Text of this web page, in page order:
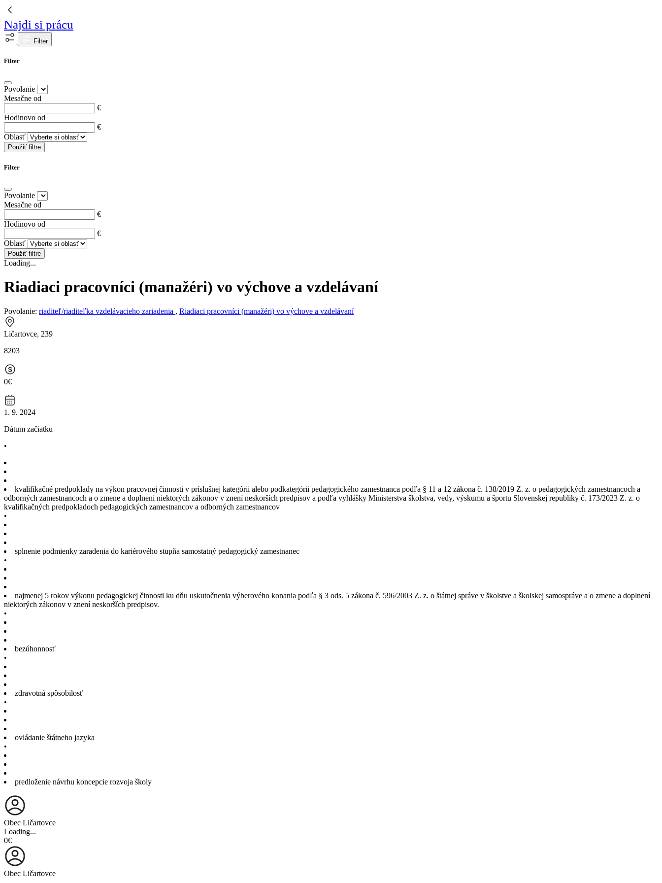
Najdi si prácu
Filter
Filter
Povolanie
Mesačne od
€
Hodinovo od
€
Oblasť
Použiť filtre
Filter
Povolanie
Mesačne od
€
Hodinovo od
€
Oblasť
Použiť filtre
Loading...
Riadiaci pracovníci (manažéri) vo výchove a vzdelávaní
Povolanie: riaditeľ/riaditeľka vzdelávacieho zariadenia , Riadiaci pracovníci (manažéri) vo výchove a vzdelávaní
Ličartovce, 239
8203
0€
1. 9. 2024
Dátum začiatku
•
kvalifikačné predpoklady na výkon pracovnej činnosti v príslušnej kategórii alebo podkategórii pedagogického zamestnanca podľa § 11 a 12 zákona č. 138/2019 Z. z. o pedagogických zamestnancoch a
odborných zamestnancoch a o zmene a doplnení niektorých zákonov v znení neskorších predpisov a podľa vyhlášky Ministerstva školstva, vedy, výskumu a športu Slovenskej republiky č. 173/2023 Z. z. o
kvalifikačných predpokladoch pedagogických zamestnancov a odborných zamestnancov
•
splnenie podmienky zaradenia do kariérového stupňa samostatný pedagogický zamestnanec
•
najmenej 5 rokov výkonu pedagogickej činnosti ku dňu uskutočnenia výberového konania podľa § 3 ods. 5 zákona č. 596/2003 Z. z. o štátnej správe v školstve a školskej samospráve a o zmene a doplnení
niektorých zákonov v znení neskorších predpisov.
•
bezúhonnosť
•
zdravotná spôsobilosť
•
ovládanie štátneho jazyka
•
predloženie návrhu koncepcie rozvoja školy
Obec Ličartovce
Loading...
0€
Obec Ličartovce